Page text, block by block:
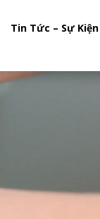
Tin Tức – Sự Kiện